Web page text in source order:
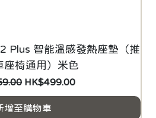
Plus 智能溫感發熱座墊（推
座椅通用）米色
促銷價格
HK$499.00
增至購物車